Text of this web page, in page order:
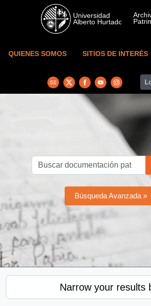
Skip to main content
QUIENES SOMOS SITIOS DE INTERÉS
Búsqueda Avanzada »
Narrow your results